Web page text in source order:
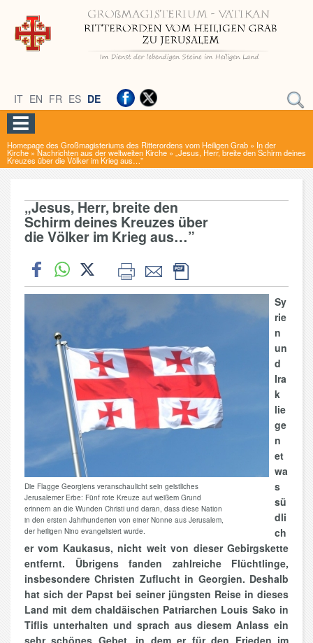
IT EN FR ES DE
Homepage des Großmagisteriums des Ritterordens vom Heiligen Grab » In der
Kirche »Nachrichten aus der weltweiten Kirche » „Jesus, Herr, breite den Schirm deines
Kreuzes über die Völker im Krieg aus…”
„Jesus, Herr, breite den
Schirm deines Kreuzes über
die Völker im Krieg aus…”
Die Flagge Georgiens veranschaulicht sein geistliches
Jerusalemer Erbe: Fünf rote Kreuze auf weißem Grund
erinnern an die Wunden Christi und daran, dass diese Nation
in den ersten Jahrhunderten von einer Nonne aus Jerusalem,
der heiligen Nino evangelisiert wurde.
Sy
rie
n
un
d
Ira
k
lie
ge
n
et
wa
s
sü
dli
ch
er vom Kaukasus, nicht weit von dieser Gebirgskette
entfernt. Übrigens fanden zahlreiche Flüchtlinge,
insbesondere Christen Zuflucht in Georgien. Deshalb
hat sich der Papst bei seiner jüngsten Reise in dieses
Land mit dem chaldäischen Patriarchen Louis Sako in
Tiflis unterhalten und sprach aus diesem Anlass ein